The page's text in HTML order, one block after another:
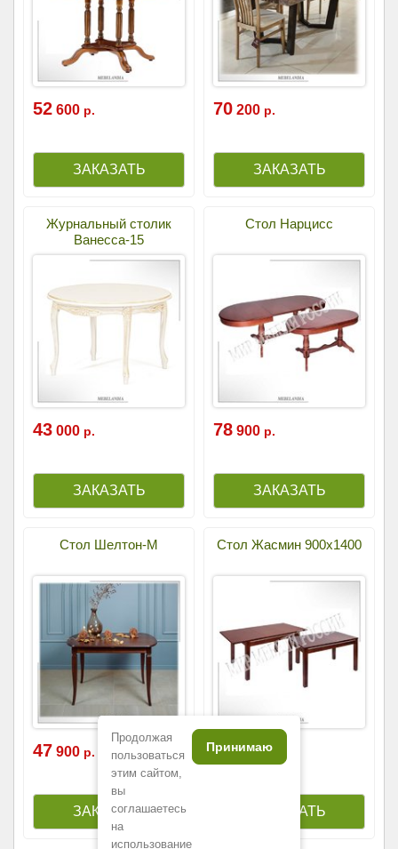
52 600 р. 70 200 р.
Журнальный столик
Ванесса-15
43 000 р.
Стол Нарцисс
78 900 р.
Стол Шелтон-М
47 900 р.
Стол Жасмин 900х1400
49 600р.
Продолжая
пользоваться
этим сайтом,
вы
соглашаетесь
на
использование
Принимаю